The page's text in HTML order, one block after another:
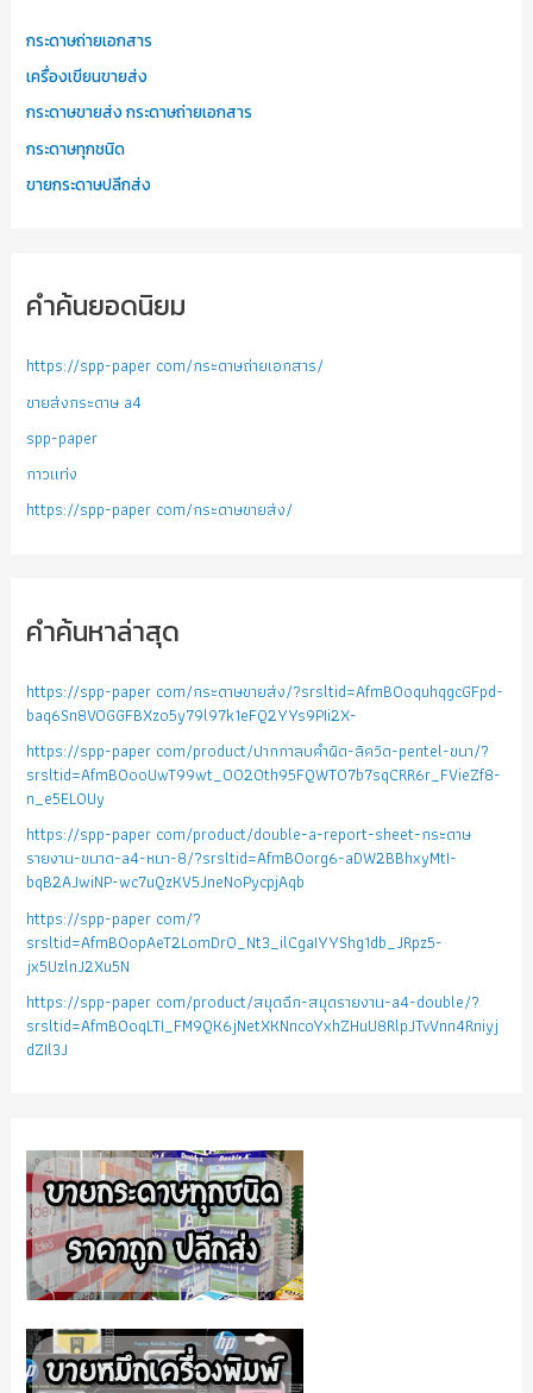
กระดาษถ่ายเอกสาร
เครื่องเขียนขายส่ง
กระดาษขายส่ง กระดาษถ่ายเอกสาร
กระดาษทุกชนิด
ขายกระดาษปลีกส่ง
คำค้นยอดนิยม
https://spp-paper com/กระดาษถ่ายเอกสาร/
ขายส่งกระดาษ a4
spp-paper
กาวแท่ง
https://spp-paper com/กระดาษขายส่ง/
คำค้นหาล่าสุด
https://spp-paper com/กระดาษขายส่ง/?srsltid=AfmBOoquhqgcGFpd-
baq6Sn8VOGGFBXzo5y79l97k1eFQ2YYs9PIi2X-
https://spp-paper com/product/ปากกาลบคำผิด-ลิควิด-pentel-ขนา/?
srsltid=AfmBOooUwT99wt_0020th95FQWTO7b7sqCRR6r_FVieZf8-
n_e5EL0Uy
https://spp-paper com/product/double-a-report-sheet-กระดาษ
รายงาน-ขนาด-a4-หนา-8/?srsltid=AfmBOorg6-aDW2BBhxyMtI-
bqB2AJwiNP-wc7uQzKV5JneNoPycpjAqb
https://spp-paper com/?
srsltid=AfmBOopAeT2LomDr0_Nt3_ilCgaIYYShg1db_JRpz5-
jx5UzlnJ2Xu5N
https://spp-paper com/product/สมุดฉีก-สมุดรายงาน-a4-double/?
srsltid=AfmBOoqLTI_FM9QK6jNetXKNncoYxhZHuU8RlpJTvVnn4Rniyj
dZIl3J